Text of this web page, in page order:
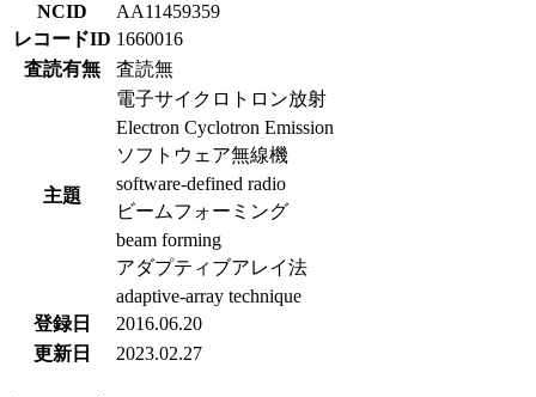
NCID
AA11459359
レコードID 1660016
査読有無
査読無
主題
電子サイクロトロン放射
Electron Cyclotron Emission
ソフトウェア無線機
software-defined radio
ビームフォーミング
beam forming
アダプティブアレイ法
adaptive-array technique
登録日
2016.06.20
更新日
2023.02.27